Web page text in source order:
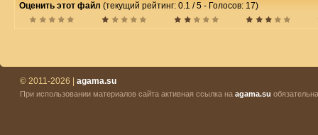
Оценить этот файл (текущий рейтинг: 0.1 / 5 - Голосов: 17)
© 2011-2026 | agama.su
При использовании материалов сайта активная ссылка на agama.su